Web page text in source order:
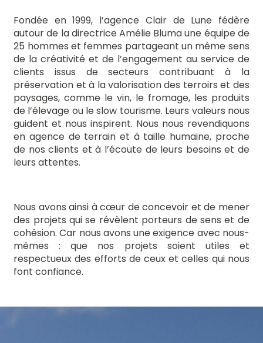
Fondée en 1999, l’agence Clair de Lune fédère
autour de la directrice Amélie Blumaune équipe de
25 hommes et femmes partageant un même sens
de la créativité et de l’engagement au service de
clients issus de secteurs contribuant à la
préservation et à la valorisation des terroirs et des
paysages, comme le vin, le fromage, les produits
de l’élevage ou le slow tourisme. Leurs valeurs nous
guident et nous inspirent. Nous nous revendiquons
en agence de terrain et à taille humaine, proche
de nos clients et à l’écoute de leurs besoins et de
leurs attentes.
Nous avons ainsi à cœur de concevoir et de mener
des projets qui se révèlent porteurs de sens et de
cohésion. Car nous avons une exigence avec nous-
mêmes : que nos projets soient utiles et
respectueux des efforts de ceux et celles qui nous
font confiance.